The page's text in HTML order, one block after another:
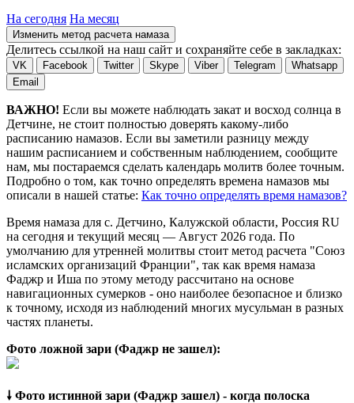
На сегодня На месяц
Изменить метод расчета намаза
Делитесь ссылкой на наш сайт и сохраняйте себе в закладках:
VK Facebook Twitter Skype Viber Telegram
Whatsapp
Email
ВАЖНО! Если вы можете наблюдать закат и восход солнца в
Детчине, не стоит полностью доверять какому-либо
расписанию намазов. Если вы заметили разницу между
нашим расписанием и собственным наблюдением, сообщите
нам, мы постараемся сделать календарь молитв более точным.
Подробно о том, как точно определять времена намазов мы
описали в нашей статье: Как точно определять время намазов?
Время намаза для с. Детчино, Калужской области, Россия RU
на сегодня и текущий месяц — Август 2026 года. По
умолчанию для утренней молитвы стоит метод расчета "Союз
исламских организаций Франции", так как время намаза
Фаджр и Иша по этому методу рассчитано на основе
навигационных сумерков - оно наиболее безопасное и близко
к точному, исходя из наблюдений многих мусульман в разных
частях планеты.
Фото ложной зари (Фаджр не зашел):
🠗 Фото истинной зари (Фаджр зашел) - когда полоска